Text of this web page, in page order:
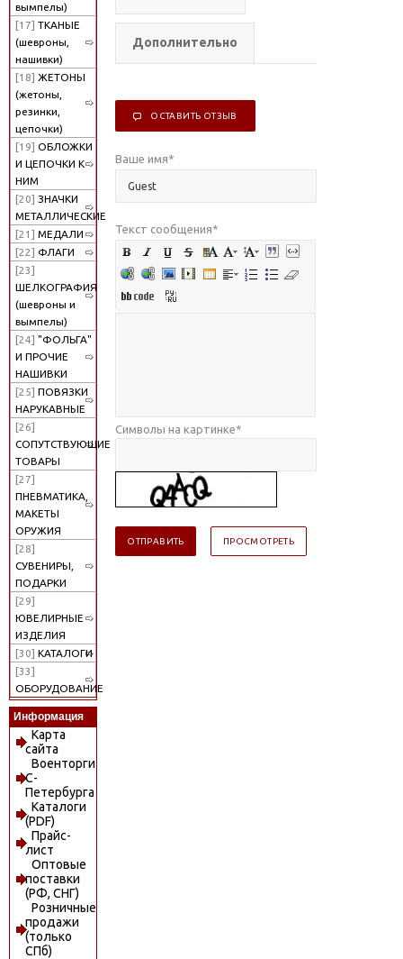
вымпелы)
[17] ТКАНЫЕ
(шевроны,
нашивки)
[18] ЖЕТОНЫ
(жетоны,
резинки,
цепочки)
[19] ОБЛОЖКИ
И ЦЕПОЧКИ К
НИМ
[20] ЗНАЧКИ
МЕТАЛЛИЧЕСКИЕ
[21] МЕДАЛИ
[22] ФЛАГИ
[23]
ШЕЛКОГРАФИЯ
(шевроны и
вымпелы)
[24] "ФОЛЬГА"
И ПРОЧИЕ
НАШИВКИ
[25] ПОВЯЗКИ
НАРУКАВНЫЕ
[26]
СОПУТСТВУЮЩИЕ
ТОВАРЫ
[27]
ПНЕВМАТИКА,
МАКЕТЫ
ОРУЖИЯ
[28]
СУВЕНИРЫ,
ПОДАРКИ
[29]
ЮВЕЛИРНЫЕ
ИЗДЕЛИЯ
[30] КАТАЛОГИ
[33]
ОБОРУДОВАНИЕ
Информация
Карта
сайта
Военторги
С-
Петербурга
Каталоги
(PDF)
Прайс-
лист
Оптовые
поставки
(РФ, СНГ)
Розничные
продажи
(только
СПб)
Дополнительно
ОСТАВИТЬ ОТЗЫВ
Ваше имя*
Текст сообщения*
Символы на картинке*